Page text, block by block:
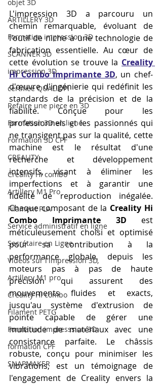
objet 3D
ARTILLERY 3D
Formation impression 3D
SCANNER 3D
impression 3D
certifiée QUALIOPI
Refaire une piece en 3D
Formation 3D en ligne.
Formation 3D CPF
CREALITY,
Creality Hi combo
Artillery M1 Pro
Filament PLA
Service administratif en ligne
Secrétaire en Ligne
Vidéos sur l'impression 3D,
Artillery M1 pro
Creality HI combo
Filament PETG
Formation impresssion 3D
formation CPF
SNAPMAKER
L'impression 3D a parcouru un
chemin remarquable, évoluant de
l'outil de niche à une technologie de
fabrication essentielle. Au cœur de
cette évolution se trouve la Creality
Hi Combo Imprimante 3D, un chef-
d'œuvre d'ingénierie qui redéfinit les
standards de la précision et de la
fiabilité. Conçue pour les
professionnels et les passionnés qui
ne transigent pas sur la qualité, cette
machine est le résultat d'une
recherche et développement
intensifs, visant à éliminer les
imperfections et à garantir une
fidélité de reproduction inégalée.
Chaque composant de la Creality Hi
Combo Imprimante 3D est
méticuleusement choisi et optimisé
pour sa contribution à la
performance globale, depuis les
moteurs pas à pas de haute
précision qui assurent des
mouvements fluides et exacts,
jusqu'au système d'extrusion de
pointe capable de gérer une
multitude de matériaux avec une
consistance parfaite. Le châssis
robuste, conçu pour minimiser les
vibrations, est un témoignage de
l'engagement de Creality envers la